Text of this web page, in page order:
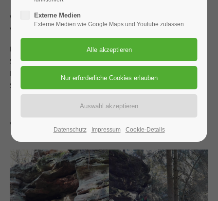
Wir fahren mit der Bahn von Weißenburg nach Nürnberg –
Von dort mit der S-Bahn S1 nach Schwarzenbruck.
Rundwanderweg:
Schwarzenbruck – Ochenbruck – Schwarzachklamm –
Einkehr beim „Bruckkanal“ - zurück über Feucht -
Schwarzenbruck
V16
Externe Medien
Externe Medien wie Google Maps und Youtube zulassen
Datenschutz Impressum Cookie-Details